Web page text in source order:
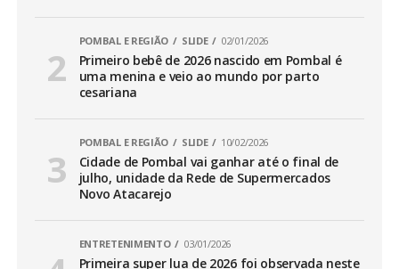
POMBAL E REGIÃO SLIDE 02/01/2026
Primeiro bebê de 2026 nascido em Pombal é
uma menina e veio ao mundo por parto
cesariana
POMBAL E REGIÃO SLIDE 10/02/2026
Cidade de Pombal vai ganhar até o final de
julho, unidade da Rede de Supermercados
Novo Atacarejo
ENTRETENIMENTO 03/01/2026
Primeira super lua de 2026 foi observada neste